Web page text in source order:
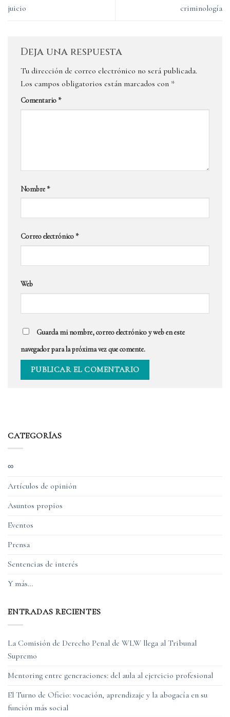
juicio
criminología
Deja una respuesta
Tu dirección de correo electrónico no será publicada.
Los campos obligatorios están marcados con *
Comentario *
Nombre *
Correo electrónico *
Web
Guarda mi nombre, correo electrónico y web en este
navegador para la próxima vez que comente.
CATEGORÍAS
∞
Artículos de opinión
Asuntos propios
Eventos
Prensa
Sentencias de interés
Y más…
ENTRADAS RECIENTES
La Comisión de Derecho Penal de WLW llega al Tribunal
Supremo
Mentoring entre generaciones: del aula al ejercicio profesional
El Turno de Oficio: vocación, aprendizaje y la abogacía en su
función más social